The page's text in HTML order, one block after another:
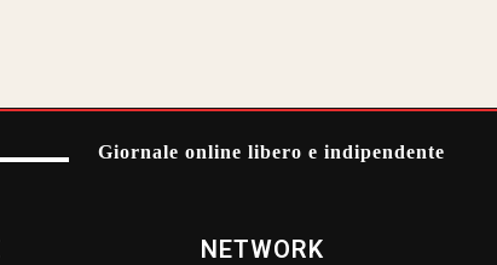
Giornale online libero e indipendente
NETWORK